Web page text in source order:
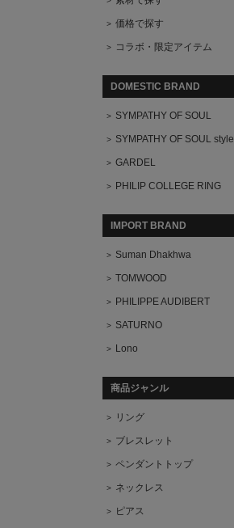
価格で探す
コラボ・限定アイテム
DOMESTIC BRAND
SYMPATHY OF SOUL
SYMPATHY OF SOUL style
GARDEL
PHILIP COLLEGE RING
IMPORT BRAND
Suman Dhakhwa
TOMWOOD
PHILIPPE AUDIBERT
SATURNO
Lono
商品ジャンル
リング
ブレスレット
ペンダントトップ
ネックレス
ピアス